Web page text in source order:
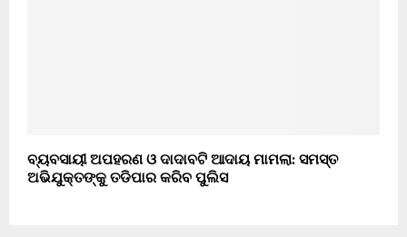
ବ୍ୟବସାୟୀ ଅପହରଣ ଓ ଦାଦାବଟି ଆଦାୟ ମାମଲା: ସମସ୍ତ
ଅଭିଯୁକ୍ତଙ୍କୁ ତଡିପାର କରିବ ପୁଲିସ